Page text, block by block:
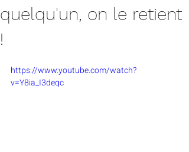
quelqu'un, on le retient
!
https://www.youtube.com/watch?
v=Y8ia_I3deqc